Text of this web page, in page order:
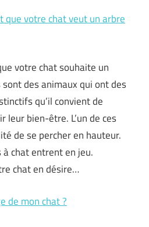
que votre chat veut un arbre
votre chat souhaite un
des animaux qui ont des
qu’il convient de
bien-être. L’un de ces
de se percher en hauteur.
à chat entrent en jeu.
chat en désire…
de mon chat ?